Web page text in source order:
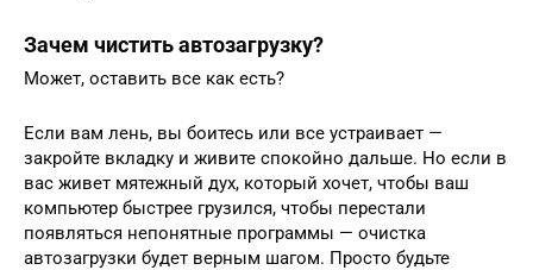
Зачем чистить автозагрузку?
Может, оставить все как есть?
Если вам лень, вы боитесь или все устраивает —
закройте вкладку и живите спокойно дальше. Но если в
вас живет мятежный дух, который хочет, чтобы ваш
компьютер быстрее грузился, чтобы перестали
появляться непонятные программы — очистка
автозагрузки будет верным шагом. Просто будьте